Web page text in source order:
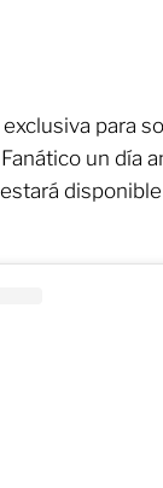
para
un día